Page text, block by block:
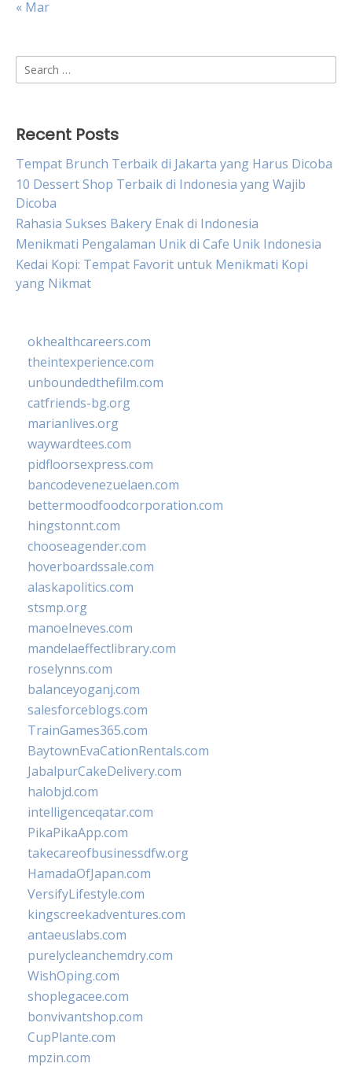
« Mar
Search
for:
Recent Posts
Tempat Brunch Terbaik di Jakarta yang Harus Dicoba
10 Dessert Shop Terbaik di Indonesia yang Wajib
Dicoba
Rahasia Sukses Bakery Enak di Indonesia
Menikmati Pengalaman Unik di Cafe Unik Indonesia
Kedai Kopi: Tempat Favorit untuk Menikmati Kopi
yang Nikmat
okhealthcareers.com
theintexperience.com
unboundedthefilm.com
catfriends-bg.org
marianlives.org
waywardtees.com
pidfloorsexpress.com
bancodevenezuelaen.com
bettermoodfoodcorporation.com
hingstonnt.com
chooseagender.com
hoverboardssale.com
alaskapolitics.com
stsmp.org
manoelneves.com
mandelaeffectlibrary.com
roselynns.com
balanceyoganj.com
salesforceblogs.com
TrainGames365.com
BaytownEvaCationRentals.com
JabalpurCakeDelivery.com
halobjd.com
intelligenceqatar.com
PikaPikaApp.com
takecareofbusinessdfw.org
HamadaOfJapan.com
VersifyLifestyle.com
kingscreekadventures.com
antaeuslabs.com
purelycleanchemdry.com
WishOping.com
shoplegacee.com
bonvivantshop.com
CupPlante.com
mpzin.com